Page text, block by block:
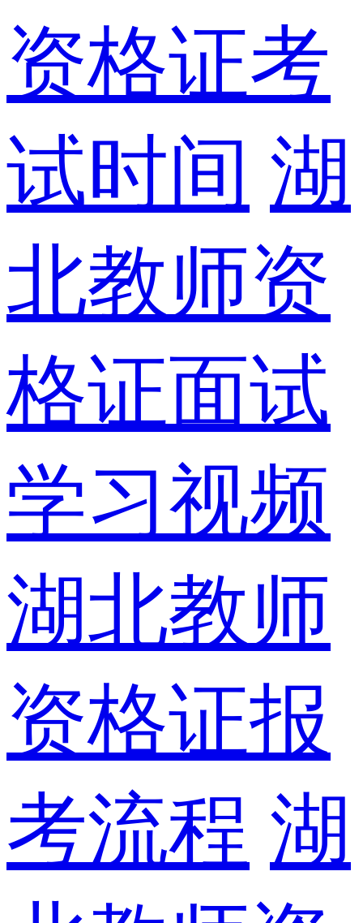
资格证考
试时间 湖
北教师资
格证面试
学习视频
湖北教师
资格证报
考流程 湖